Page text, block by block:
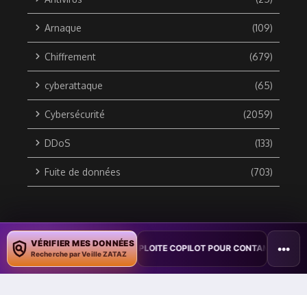
Arnaque (109)
Chiffrement (679)
cyberattaque (65)
Cybersécurité (2059)
DDoS (133)
Fuite de données (703)
Copyright © 2010 / 2026 DATA SECURITY BREACH - Groupe
ZATAZ Média
VÉRIFIER MES DONNÉES
Recherche par Veille ZATAZ
: UN VER WORD EXPLOITE COPILOT POUR CONTAMINER DES •••